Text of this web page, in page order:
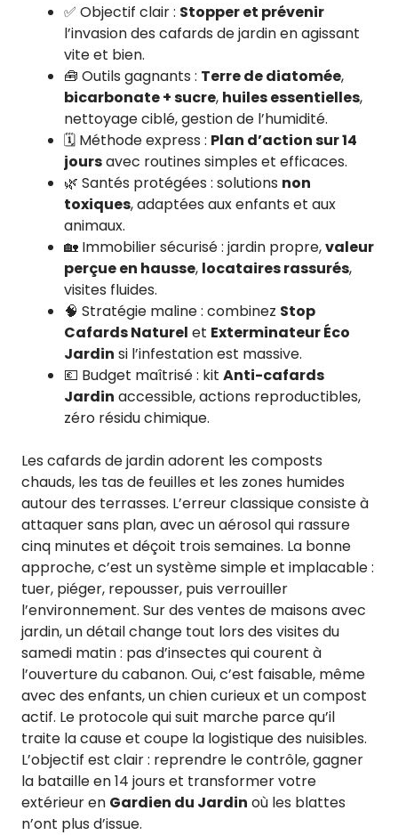
✅ Objectif clair : Stopper et prévenir
l’invasion des cafards de jardin en agissant
vite et bien.
🧰 Outils gagnants : Terre de diatomée,
bicarbonate + sucre, huiles essentielles,
nettoyage ciblé, gestion de l’humidité.
🗓️ Méthode express : Plan d’action sur 14
joursavec routines simples et efficaces.
🌿 Santés protégées : solutions non
toxiques, adaptées aux enfants et aux
animaux.
🏡 Immobilier sécurisé : jardin propre,valeur
perçue en hausse, locataires rassurés,
visites fluides.
🧠 Stratégie maline : combinez Stop
Cafards Naturel et Exterminateur Éco
Jardin si l’infestation est massive.
💶 Budget maîtrisé : kit Anti-cafards
Jardin accessible, actions reproductibles,
zéro résidu chimique.
Les cafards de jardin adorent les composts
chauds, les tas de feuilles et les zones humides
autour des terrasses. L’erreur classique consiste à
attaquer sans plan, avec un aérosol qui rassure
cinq minutes et déçoit trois semaines. La bonne
approche, c’est un système simple et implacable :
tuer, piéger, repousser, puis verrouiller
l’environnement. Sur des ventes de maisons avec
jardin, un détail change tout lors des visites du
samedi matin : pas d’insectes qui courent à
l’ouverture du cabanon. Oui, c’est faisable, même
avec des enfants, un chien curieux et un compost
actif. Le protocole qui suit marche parce qu’il
traite la cause et coupe la logistique des nuisibles.
L’objectif est clair : reprendre le contrôle, gagner
la bataille en 14 jours et transformer votre
extérieur en Gardien du Jardin où les blattes
n’ont plus d’issue.